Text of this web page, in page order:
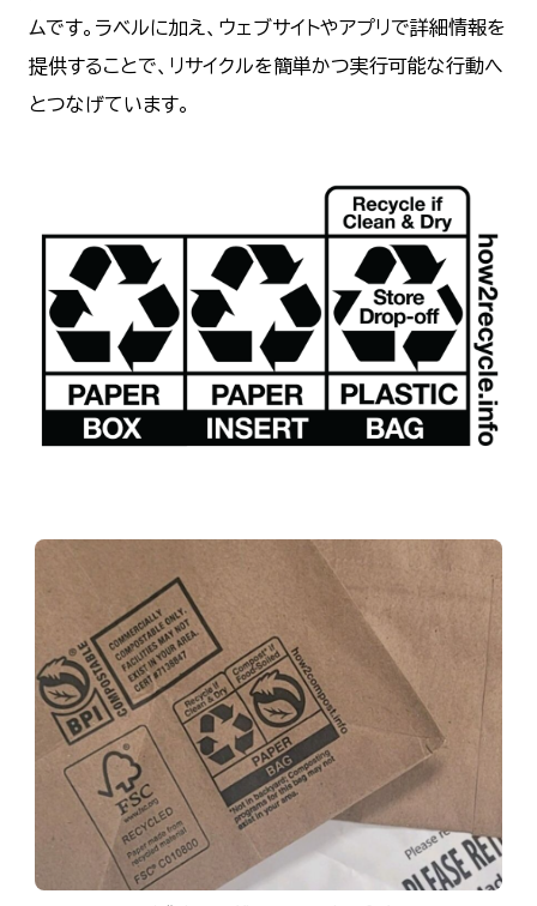
ムです。ラベルに加え、ウェブサイトやアプリで詳細情報を
提供することで、リサイクルを簡単かつ実行可能な行動へ
とつなげています。